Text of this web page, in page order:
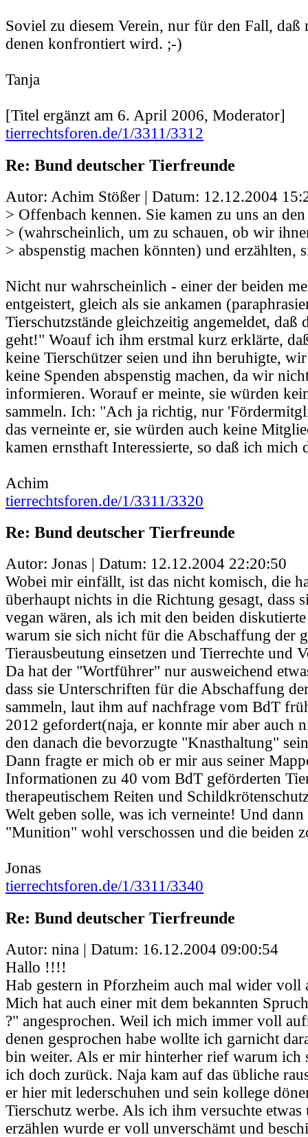
Soviel zu diesem Verein, nur für den Fall, daß
denen konfrontiert wird. ;-)
Tanja
[Titel ergänzt am 6. April 2006, Moderator]
tierrechtsforen.de/1/3311/3312
Re: Bund deutscher Tierfreunde
Autor: Achim Stößer | Datum: 12.12.2004
> Offenbach kennen. Sie kamen zu uns an
> (wahrscheinlich, um zu schauen, ob wir
> abspenstig machen könnten) und erzählten,
Nicht nur wahrscheinlich - einer der beiden
entgeistert, gleich als sie ankamen
Tierschutzstände gleichzeitig angemeldet, daß
geht!" Woauf ich ihm erstmal kurz erklärte,
keine Tierschützer seien und ihn beruhigte,
keine Spenden abspenstig machen, da wir
informieren. Worauf er meinte, sie würden
sammeln. Ich: "Ach ja richtig, nur
das verneinte er, sie würden auch keine
kamen ernsthaft Interessierte, so daß ich mich
Achim
tierrechtsforen.de/1/3311/3320
Re: Bund deutscher Tierfreunde
Autor: Jonas | Datum: 12.12.2004 22:20:50
Wobei mir einfällt, ist das nicht komisch, die
überhaupt nichts in die Richtung gesagt, dass
vegan wären, als ich mit den beiden
warum sie sich nicht für die Abschaffung der
Tierausbeutung einsetzen und Tierrechte und
Da hat der "Wortführer" nur ausweichend
dass sie Unterschriften für die Abschaffung
sammeln, laut ihm auf nachfrage vom BdT
2012 gefordert(naja, er konnte mir aber auch
den danach die bevorzugte "Knasthaltung"
Dann fragte er mich ob er mir aus seiner
Informationen zu 40 vom BdT geförderten
therapeutischem Reiten und
Welt geben solle, was ich verneinte! Und dann
"Munition" wohl verschossen und die beiden
Jonas
tierrechtsforen.de/1/3311/3340
Re: Bund deutscher Tierfreunde
Autor: nina | Datum: 16.12.2004 09:00:54
Hallo !!!!
Hab gestern in Pforzheim auch mal wider voll
Mich hat auch einer mit dem bekannten
?" angesprochen. Weil ich mich immer voll
denen gesprochen habe wollte ich garnicht
bin weiter. Als er mir hinterher rief warum ich
ich doch zurück. Naja kam auf das übliche
er hier mit lederschuhen und sein kollege
Tierschutz werbe. Als ich ihm versuchte etwas
erzählen wurde er voll unverschämt und